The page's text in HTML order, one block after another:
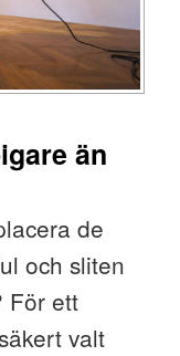
än
de
och sliten
För ett
valt